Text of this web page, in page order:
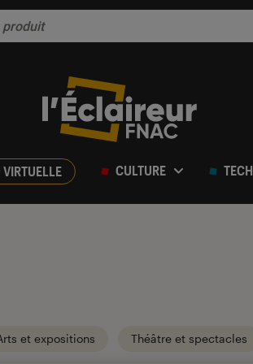
CULTURE TECH
et expositions Théâtre et spectacles